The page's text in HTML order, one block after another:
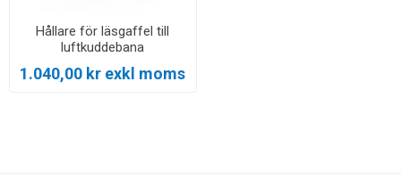
Hållare för läsgaffel till
luftkuddebana
1.040,00 kr exkl moms